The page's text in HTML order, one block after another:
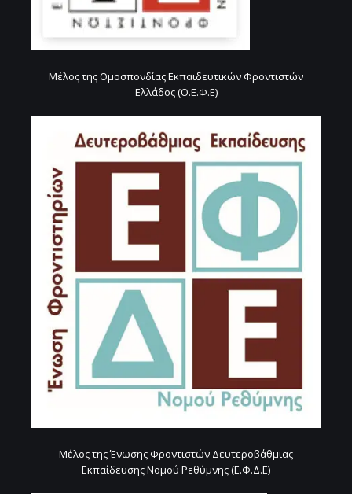
Μέλος της Ομοσπονδίας Εκπαιδευτικών Φροντιστών
Ελλάδος (Ο.Ε.Φ.Ε)
Μέλος της Ένωσης Φροντιστών Δευτεροβάθμιας
Εκπαίδευσης Νομού Ρεθύμνης (Ε.Φ.Δ.Ε)